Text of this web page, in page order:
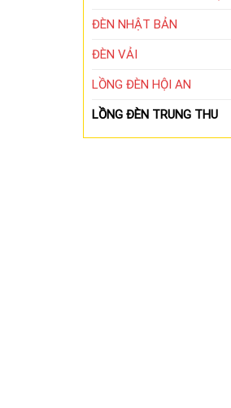
ĐÈN NHẬT BẢN
ĐÈN VẢI
LỒNG ĐÈN HỘI AN
LỒNG ĐÈN TRUNG THU